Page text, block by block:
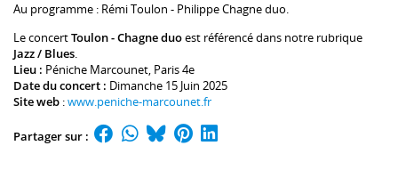
Au programme : Rémi Toulon - Philippe Chagneduo.
Le concertToulon - Chagne duoest référencé dans notre rubrique
Jazz / Blues.
Lieu : Péniche Marcounet, Paris 4e
Date du concert : Dimanche 15 Juin 2025
Site web :www.peniche-marcounet.fr
Partager sur :